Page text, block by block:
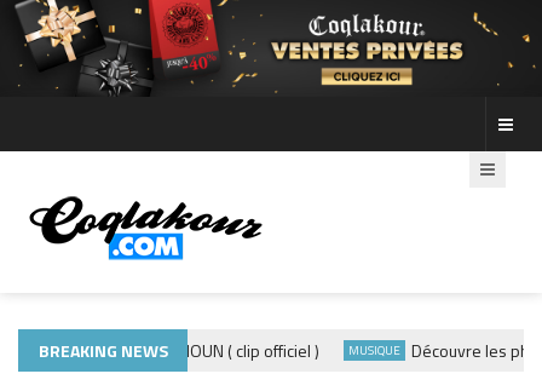
BREAKING NEWS
ADE440 – GRAMOUN ( clip officiel ) MUSIQUE Découvre les photos